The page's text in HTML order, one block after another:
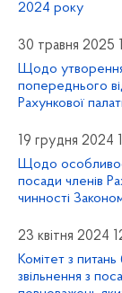
2024 року
30 травня 2025
Щодо утворення
попереднього
Рахункової
19 грудня 2024
Щодо
посади членів
чинності
23 квітня 2024
Комітет з
звільнення з